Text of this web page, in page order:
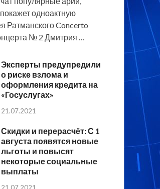
одноактную
Ратманского Concerto
№ 2 Дмитрия …
Эксперты предупредили
о риске взлома и
оформления кредита на
«Госуслугах»
21.07.2021
Скидки и перерасчёт: С 1
августа появятся новые
льготы и повысят
некоторые социальные
выплаты
21.07.2021